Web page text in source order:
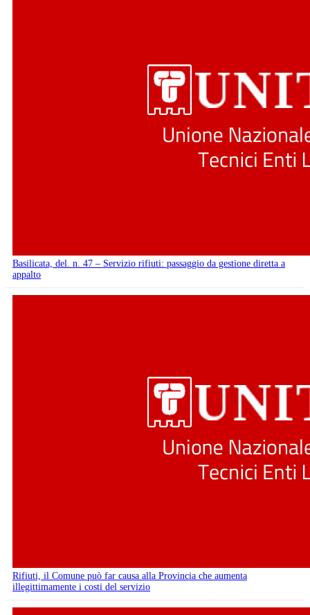
Basilicata, del. n. 47 – Servizio rifiuti: passaggio da gestione diretta a
appalto
Rifiuti, il Comune può far causa alla Provincia che aumenta
illegittimamente i costi del servizio